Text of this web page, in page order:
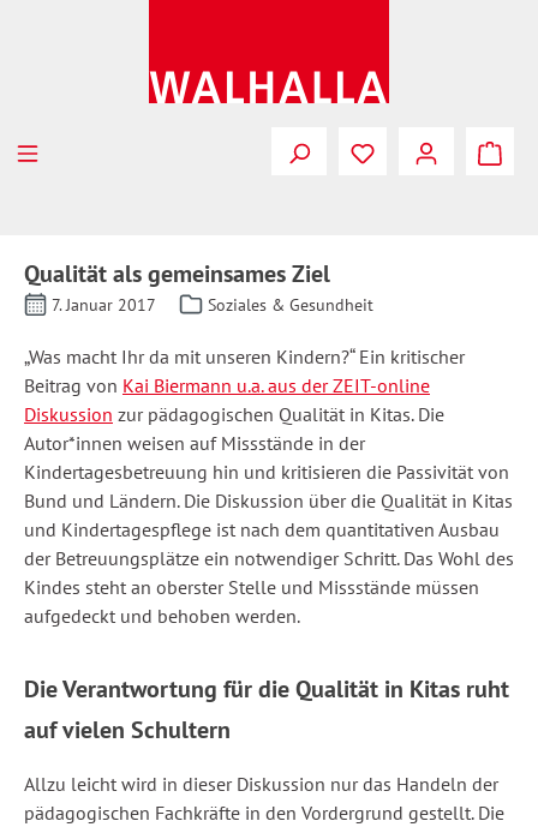
Qualität als gemeinsames Ziel
7. Januar 2017 Soziales & Gesundheit
„Was macht Ihr da mit unseren Kindern?“ Ein kritischer
Beitrag von Kai Biermann u.a. aus der ZEIT-online
Diskussion zur pädagogischen Qualität in Kitas. Die
Autor*innen weisen auf Missstände in der
Kindertagesbetreuung hin und kritisieren die Passivität von
Bund und Ländern. Die Diskussion über die Qualität in Kitas
und Kindertagespflege ist nach dem quantitativen Ausbau
der Betreuungsplätze ein notwendiger Schritt. Das Wohl des
Kindes steht an oberster Stelle und Missstände müssen
aufgedeckt und behoben werden.
Die Verantwortung für die Qualität in Kitas ruht
auf vielen Schultern
Allzu leicht wird in dieser Diskussion nur das Handeln der
pädagogischen Fachkräfte in den Vordergrund gestellt. Die